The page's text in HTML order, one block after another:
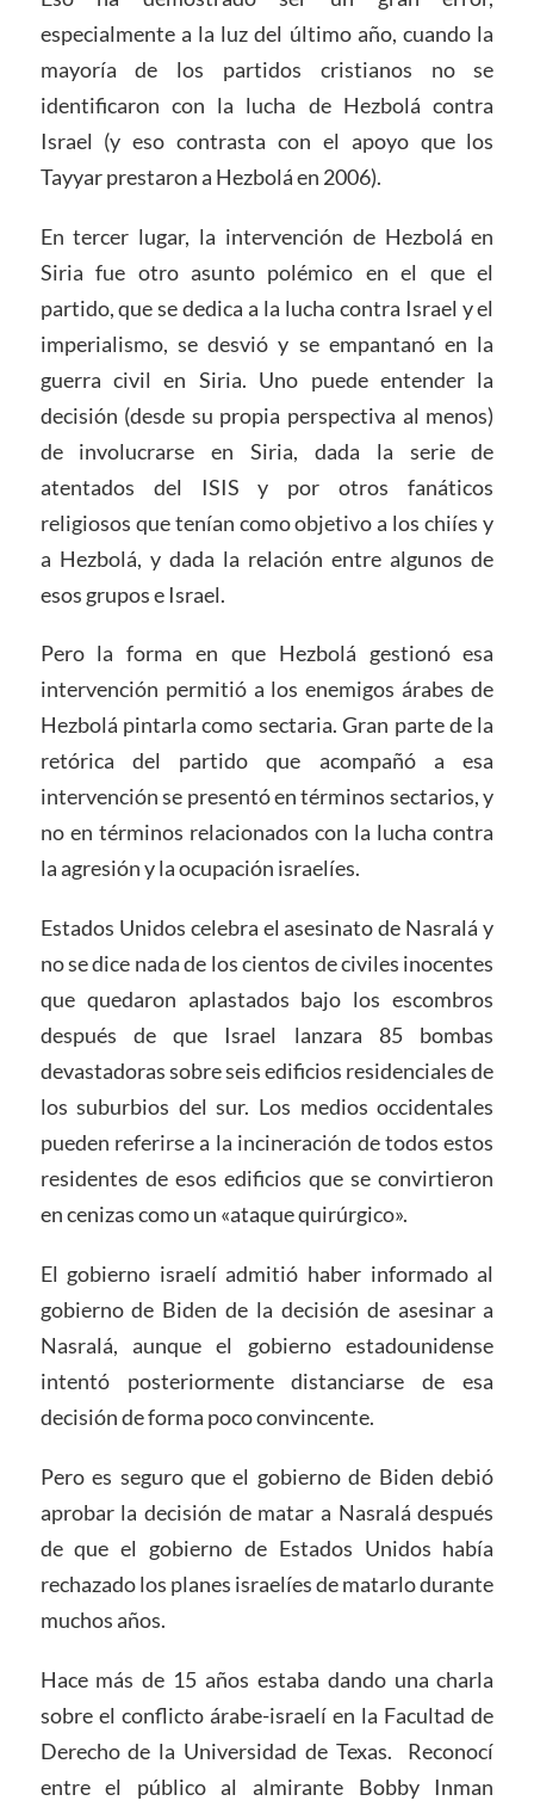
especialmente a la luz del último año, cuando la
mayoría de los partidos cristianos no se
identificaron con la lucha de Hezbolá contra
Israel (y eso contrasta con el apoyo que los
Tayyar prestaron a Hezbolá en 2006).
En tercer lugar, la intervención de Hezbolá en
Siria fue otro asunto polémico en el que el
partido, que se dedica a la lucha contra Israel y el
imperialismo, se desvió y se empantanó en la
guerra civil en Siria. Uno puede entender la
decisión (desde su propia perspectiva al menos)
de involucrarse en Siria, dada la serie de
atentados del ISIS y por otros fanáticos
religiosos que tenían como objetivo a los chiíes y
a Hezbolá, y dada la relación entre algunos de
esos grupos e Israel.
Pero la forma en que Hezbolá gestionó esa
intervención permitió a los enemigos árabes de
Hezbolá pintarla como sectaria. Gran parte de la
retórica del partido que acompañó a esa
intervención se presentó en términos sectarios, y
no en términos relacionados con la lucha contra
la agresión y la ocupación israelíes.
Estados Unidos celebra el asesinato de Nasralá y
no se dice nada de los cientos de civiles inocentes
que quedaron aplastados bajo los escombros
después de que Israel lanzara 85 bombas
devastadoras sobre seis edificios residenciales de
los suburbios del sur. Los medios occidentales
pueden referirse a la incineración de todos estos
residentes de esos edificios que se convirtieron
en cenizas como un «ataque quirúrgico».
El gobierno israelí admitió haber informado al
gobierno de Biden de la decisión de asesinar a
Nasralá, aunque el gobierno estadounidense
intentó posteriormente distanciarse de esa
decisión de forma poco convincente.
Pero es seguro que el gobierno de Biden debió
aprobar la decisión de matar a Nasralá después
de que el gobierno de Estados Unidos había
rechazado los planes israelíes de matarlo durante
muchos años.
Hace más de 15 años estaba dando una charla
sobre el conflicto árabe-israelí en la Facultad de
Derecho de la Universidad de Texas. Reconocí
entre el público al almirante Bobby Inman